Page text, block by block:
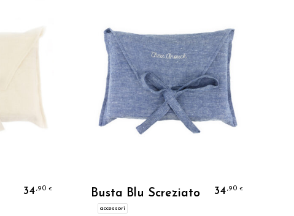
34,90 € Busta Blu Screziato
accessori
34,90 €